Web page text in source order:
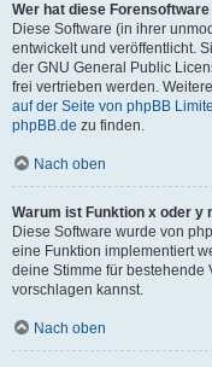
Wer hat diese
Diese Software (in ihrer
entwickelt und veröffentlicht.
der GNU General Public
frei vertrieben werden.
auf der Seite von phpBB
phpBB.de zu finden.
Nach oben
Warum ist Funktion x oder y
Diese Software wurde von
eine Funktion implementiert
deine Stimme für bestehende
vorschlagen kannst.
Nach oben